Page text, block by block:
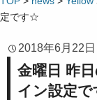
定です☆
2018年6月22日
金曜日 昨
イン設定